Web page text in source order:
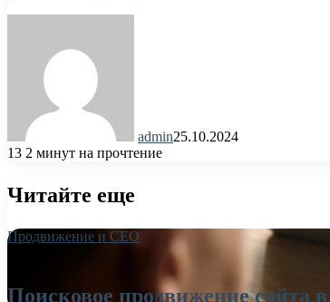
admin25.10.2024
13 2 минут на прочтение
Читайте еще
Продвижение и СЕО
Поисковое продвижение сайта